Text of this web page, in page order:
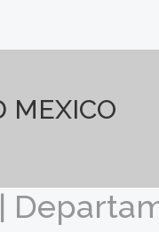
MEXICO